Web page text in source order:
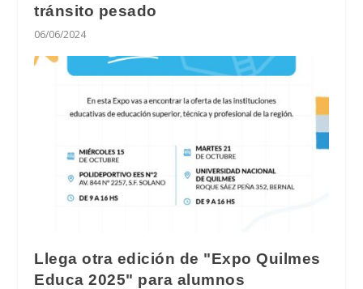
tránsito pesado
06/06/2024
Llega otra edición de "Expo Quilmes
Educa 2025" para alumnos